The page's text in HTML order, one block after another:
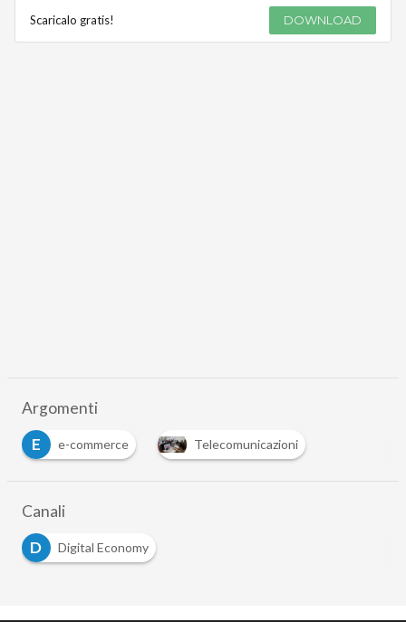
Scaricalo gratis! DOWNLOAD
Argomenti
E
e-commerce Telecomunicazioni
Canali
D
Digital Economy